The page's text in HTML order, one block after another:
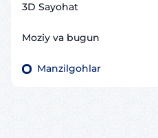
3D Sayohat
Moziy va bugun
Manzilgohlar